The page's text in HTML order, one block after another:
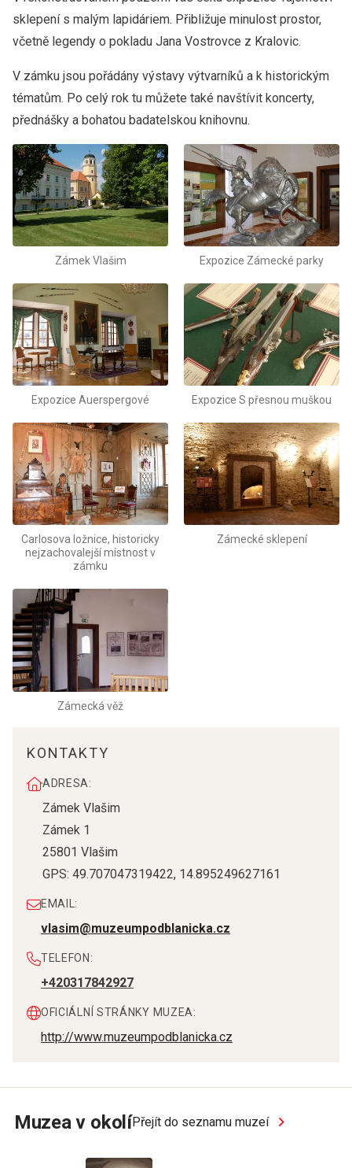
sklepení s malým lapidáriem. Přibližuje minulost prostor,
včetně legendy o pokladu Jana Vostrovce z Kralovic.
V zámku jsou pořádány výstavy výtvarníků a k historickým
tématům. Po celý rok tu můžete také navštívit koncerty,
přednášky a bohatou badatelskou knihovnu.
Zámek Vlašim Expozice Zámecké parky
Expozice Auerspergové Expozice S přesnou muškou
Carlosova ložnice, historicky
nejzachovalejší místnost v
zámku
Zámecké sklepení
Zámecká věž
KONTAKTY
ADRESA:
Zámek Vlašim
Zámek 1
25801 Vlašim
GPS: 49.707047319422, 14.895249627161
EMAIL:
vlasim@muzeumpodblanicka.cz
TELEFON:
+420317842927
OFICIÁLNÍ STRÁNKY MUZEA:
http://www.muzeumpodblanicka.cz
Muzea v okolíPřejít do seznamu muzeí